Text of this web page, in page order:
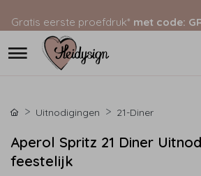
Gratis eerste proefdruk* met code:
Uitnodigingen 21-Diner
Aperol Spritz 21 Diner
feestelijk